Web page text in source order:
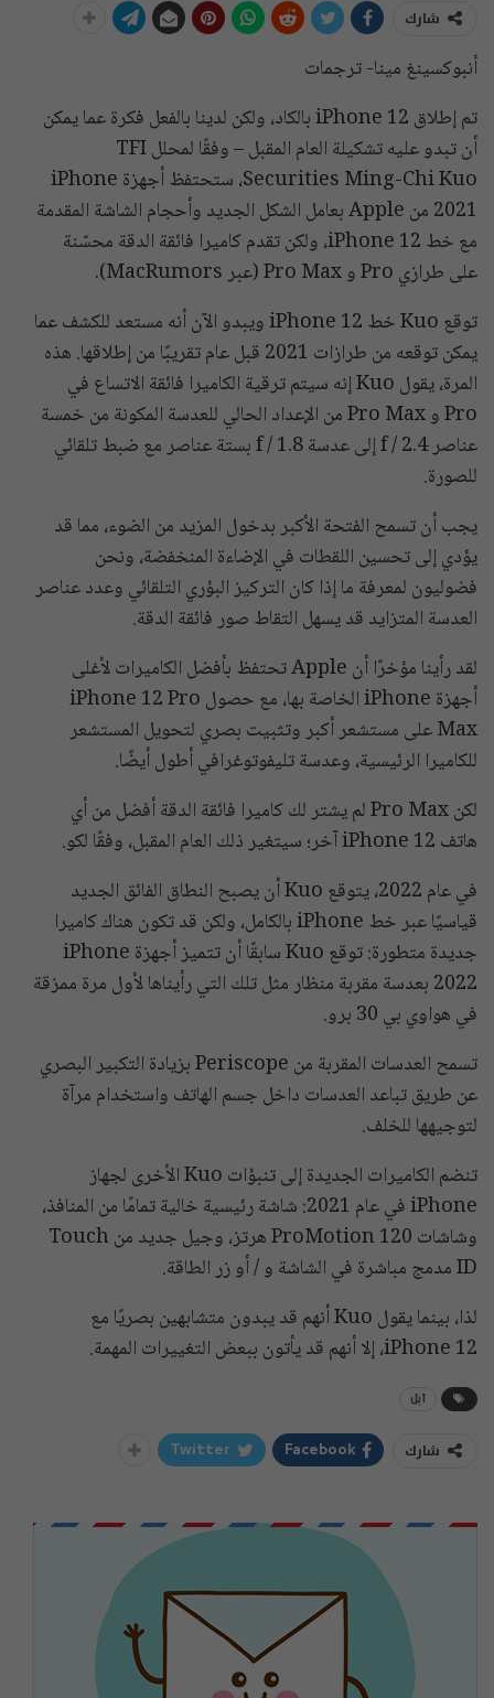
شارك
أنبوكسينغ مينا- ترجمات
تم إطلاق iPhone 12 بالكاد، ولكن لدينا بالفعل فكرة عما يمكن
أن تبدو عليه تشكيلة العام المقبل – وفقًا لمحلل TFI
Securities Ming-Chi Kuo، ستحتفظ أجهزة iPhone
2021 من Apple بعامل الشكل الجديد وأحجام الشاشة المقدمة
مع خط iPhone 12، ولكن تقدم كاميرا فائقة الدقة محسّنة
على طرازي Pro و Pro Max (عبر MacRumors).
توقع Kuo خط iPhone 12 ويبدو الآن أنه مستعد للكشف عما
يمكن توقعه من طرازات 2021 قبل عام تقريبًا من إطلاقها. هذه
المرة، يقول Kuo إنه سيتم ترقية الكاميرا فائقة الاتساع في
Pro و Pro Max من الإعداد الحالي للعدسة المكونة من خمسة
عناصر f / 2.4 إلى عدسة f / 1.8 بستة عناصر مع ضبط تلقائي
للصورة.
يجب أن تسمح الفتحة الأكبر بدخول المزيد من الضوء، مما قد
يؤدي إلى تحسين اللقطات في الإضاءة المنخفضة، ونحن
فضوليون لمعرفة ما إذا كان التركيز البؤري التلقائي وعدد عناصر
العدسة المتزايد قد يسهل التقاط صور فائقة الدقة.
لقد رأينا مؤخرًا أن Apple تحتفظ بأفضل الكاميرات لأغلى
أجهزة iPhone الخاصة بها، مع حصول iPhone 12 Pro
Max على مستشعر أكبر وتثبيت بصري لتحويل المستشعر
للكاميرا الرئيسية، وعدسة تليفوتوغرافي أطول أيضًا.
لكن Pro Max لم يشتر لك كاميرا فائقة الدقة أفضل من أي
هاتف iPhone 12 آخر؛ سيتغير ذلك العام المقبل، وفقًا لكو.
في عام 2022، يتوقع Kuo أن يصبح النطاق الفائق الجديد
قياسيًا عبر خط iPhone بالكامل، ولكن قد تكون هناك كاميرا
جديدة متطورة: توقع Kuo سابقًا أن تتميز أجهزة iPhone
2022 بعدسة مقربة منظار مثل تلك التي رأيناها لأول مرة ممزقة
في هواوي بي 30 برو.
تسمح العدسات المقربة من Periscope بزيادة التكبير البصري
عن طريق تباعد العدسات داخل جسم الهاتف واستخدام مرآة
لتوجيهها للخلف.
تنضم الكاميرات الجديدة إلى تنبؤات Kuo الأخرى لجهاز
iPhone في عام 2021: شاشة رئيسية خالية تمامًا من المنافذ،
وشاشات ProMotion 120 هرتز، وجيل جديد من Touch
ID مدمج مباشرة في الشاشة و / أو زر الطاقة.
لذا، بينما يقول Kuo أنهم قد يبدون متشابهين بصريًا مع
iPhone 12، إلا أنهم قد يأتون ببعض التغييرات المهمة.
آبل
شارك Facebook
Twitter